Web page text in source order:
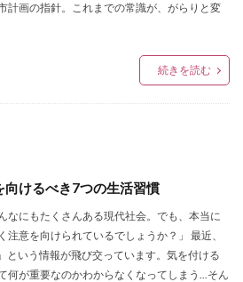
計画の指針。これまでの常識が、がらりと変
続きを読む
向けるべき7つの生活習慣
なにもたくさんある現代社会。でも、本当に
意を向けられているでしょうか？」 最近、
という情報が飛び交っています。気を付ける
何が重要なのかわからなくなってしまう...そん